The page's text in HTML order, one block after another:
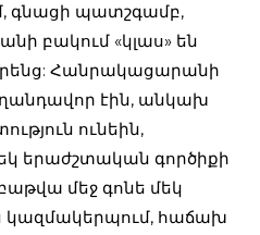
գնացի պատշգամբ,
բակում «կլաս» են
Հանրակացարանի
էին, անկախ
ունեին,
երաժշտական գործիքի
մեջ գոնե մեկ
կազմակերպում, հաճախ